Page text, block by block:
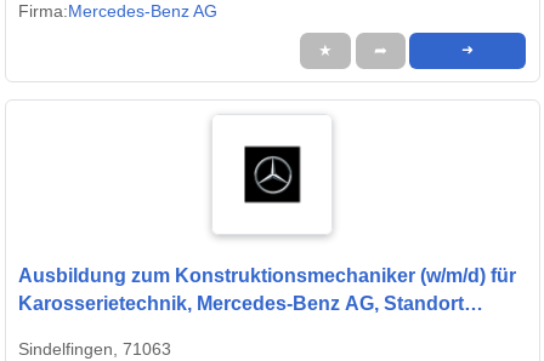
Firma:Mercedes-Benz AG
★ ➦ ➜
Ausbildung zum Konstruktionsmechaniker (w/m/d) für
Karosserietechnik, Mercedes-Benz AG, Standort
Sindelfingen, 71063